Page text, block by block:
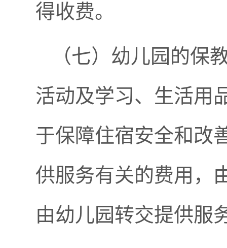
得收费。
（七）幼儿园的保
活动及学习、生活用
于保障住宿安全和改
供服务有关的费用，
由幼儿园转交提供服